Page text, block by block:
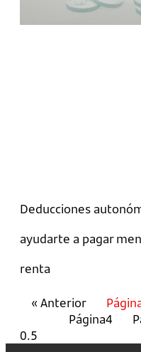
Deducciones
ayudarte a pagar
renta
« Anterior
Página4